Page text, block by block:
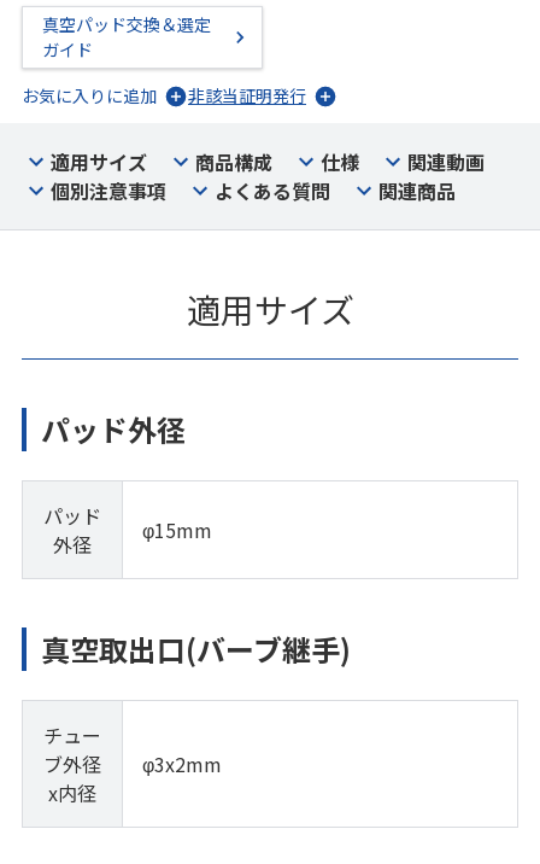
真空パッド交換＆選定
ガイド
お気に入りに追加
非該当証明発行
適用サイズ 商品構成 仕様
関連動画
個別注意事項
よくある質問 関連商品
適用サイズ
パッド外径
パッド
外径
φ15mm
真空取出口(バーブ継手)
チュー
ブ外径
x内径
φ3x2mm